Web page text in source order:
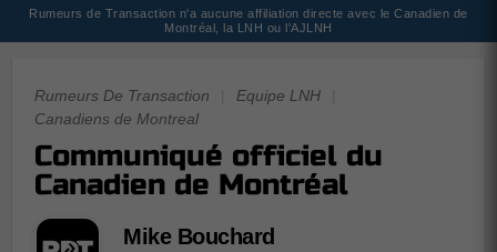
Rumeurs de Transaction n'a aucune affiliation directe avec le Canadien de
Montréal, la LNH ou l'AJLNH
Rumeurs De Transaction Equipe LNH
Canadiens de Montreal
Communiqué officiel du
Canadien de Montréal
Mike Bouchard